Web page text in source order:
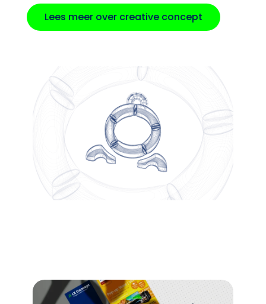
Lees meer over creative concept